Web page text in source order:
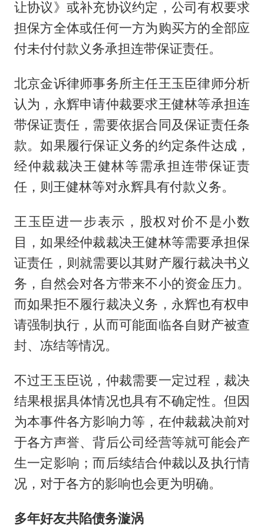
让协议》或补充协议约定，公司有权要求
担保方全体或任何一方为购买方的全部应
付未付付款义务承担连带保证责任。
北京金诉律师事务所主任王玉臣律师分析
认为，永辉申请仲裁要求王健林等承担连
带保证责任，需要依据合同及保证责任条
款。如果履行保证义务的约定条件达成，
经仲裁裁决王健林等需承担连带保证责
任，则王健林等对永辉具有付款义务。
王玉臣进一步表示，股权对价不是小数
目，如果经仲裁裁决王健林等需要承担保
证责任，则就需要以其财产履行裁决书义
务，自然会对各方带来不小的资金压力。
而如果拒不履行裁决义务，永辉也有权申
请强制执行，从而可能面临各自财产被查
封、冻结等情况。
不过王玉臣说，仲裁需要一定过程，裁决
结果根据具体情况也具有不确定性。但因
为本事件各方影响力等，在仲裁裁决前对
于各方声誉、背后公司经营等就可能会产
生一定影响；而后续结合仲裁以及执行情
况，对于各方的影响也会更为明确。
多年好友共陷债务漩涡